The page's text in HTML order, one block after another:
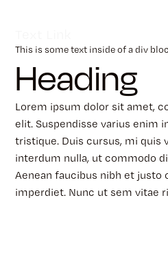
This is some text inside of a div
Heading
Lorem ipsum dolor sit amet,
elit. Suspendisse varius enim
tristique. Duis cursus, mi quis
interdum nulla, ut commodo
Aenean faucibus nibh et
imperdiet. Nunc ut sem vitae